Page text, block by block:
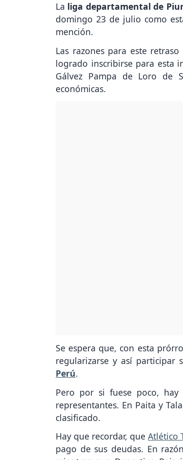
La liga departamental de
domingo 23 de julio como
mención.
Las razones para este
logrado inscribirse para esta
Gálvez Pampa de Loro de
económicas.
Se espera que, con esta
regularizarse y así participar
Perú.
Pero por si fuese poco,
representantes. En Paita y
clasificado.
Hay que recordar, queAtlético
pago de sus deudas. En